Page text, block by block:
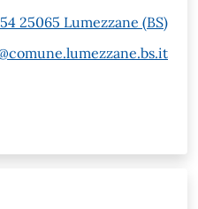
25065 Lumezzane (BS)